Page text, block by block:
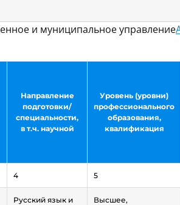
и муниципальное управление
Направление
подготовки/
специальности,
в т.ч. научной
Уровень (уровни)
профессионального
образования,
квалификация
4 5
Русский язык и
Высшее,